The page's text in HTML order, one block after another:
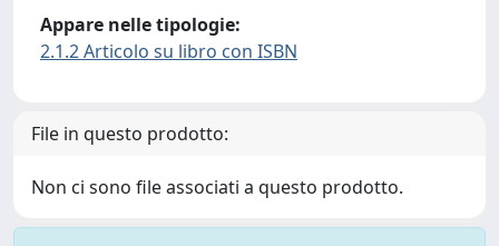
Appare nelle tipologie:
2.1.2 Articolo su libro con ISBN
File in questo prodotto:
Non ci sono file associati a questo prodotto.